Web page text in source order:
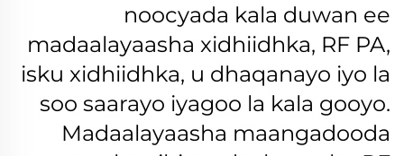
noocyada kala duwan ee
madaalayaasha xidhiidhka, RF PA,
isku xidhiidhka, u dhaqanayo iyo la
soo saarayo iyagoo la kala gooyo.
Madaalayaasha maangadooda